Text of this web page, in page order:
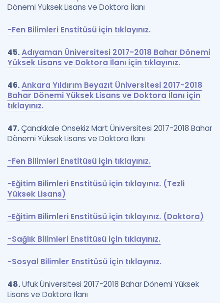
Dönemi Yüksek Lisans ve Doktora İlanı
-Fen Bilimleri Enstitüsü için tıklayınız.
45.Adıyaman Üniversitesi 2017-2018 Bahar Dönemi
Yüksek Lisans ve Doktora İlanı için tıklayınız.
46.Ankara Yıldırım Beyazıt Üniversitesi 2017-2018
Bahar Dönemi Yüksek Lisans ve Doktora İlanı için
tıklayınız.
47.Çanakkale Onsekiz Mart Üniversitesi 2017-2018 Bahar
Dönemi Yüksek Lisans ve Doktora İlanı
-Fen Bilimleri Enstitüsü için tıklayınız.
-Eğitim Bilimleri Enstitüsü için tıklayınız. (Tezli
Yüksek Lisans)
-Eğitim Bilimleri Enstitüsü için tıklayınız. (Doktora)
-Sağlık Bilimleri Enstitüsü için tıklayınız.
-Sosyal Bilimler Enstitüsü için tıklayınız.
48.Ufuk Üniversitesi 2017-2018 Bahar Dönemi Yüksek
Lisans ve Doktora İlanı